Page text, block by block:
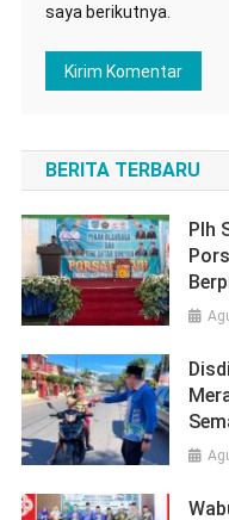
saya berikutnya.
BERITA TERBARU
Plh